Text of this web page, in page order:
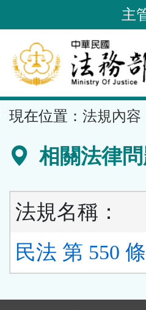
到
要
內
容
區
主
現在位置： 法規內容
相關法律
法規名稱：
民法 第 550 條